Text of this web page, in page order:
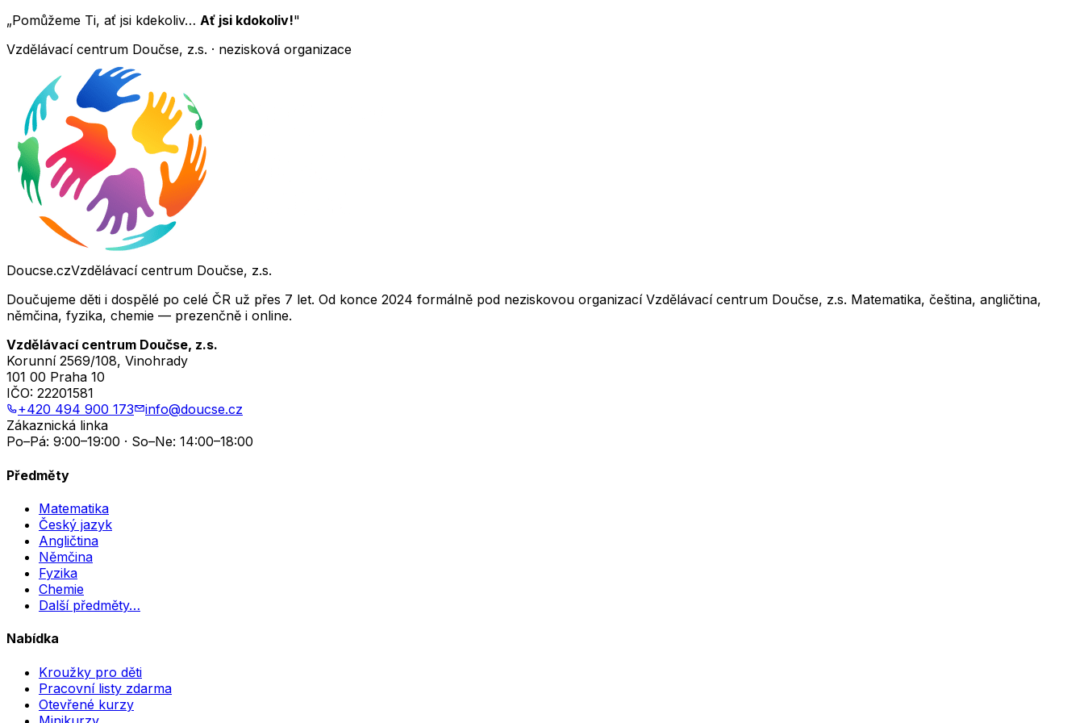
„Pomůžeme Ti, ať jsi kdekoliv… Ať jsi kdokoliv!"
Vzdělávací centrum Doučse, z.s. · nezisková organizace
Doucse.czVzdělávací centrum Doučse, z.s.
Doučujeme děti i dospělé po celé ČR už přes 7 let. Od konce 2024 formálně pod neziskovou organizací Vzdělávací centrum Doučse, z.s. Matematika, čeština, angličtina,
němčina, fyzika, chemie — prezenčně i online.
Vzdělávací centrum Doučse, z.s.
Korunní 2569/108, Vinohrady
101 00 Praha 10
IČO: 22201581
+420 494 900 173
info@doucse.cz
Zákaznická linka
Po–Pá: 9:00–19:00 · So–Ne: 14:00–18:00
Předměty
Matematika
Český jazyk
Angličtina
Němčina
Fyzika
Chemie
Další předměty…
Nabídka
Kroužky pro děti
Pracovní listy zdarma
Otevřené kurzy